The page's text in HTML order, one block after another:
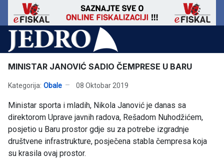
MINISTAR JANOVIĆ SADIO ČEMPRESE U BARU
Kategorija: Obale 08 Oktobar 2019
Ministar sporta i mladih, Nikola Janović je danas sa
direktorom Uprave javnih radova, Rešadom Nuhodžićem,
posjetio u Baru prostor gdje su za potrebe izgradnje
društvene infrastrukture, posječena stabla čempresa koja
su krasila ovaj prostor.